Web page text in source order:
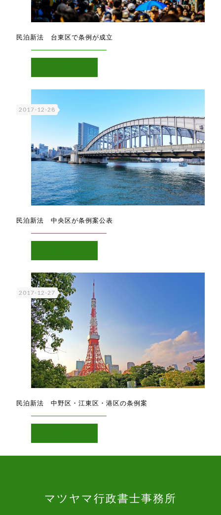
民泊新法 台東区で条例が成立
2017-12-28
民泊新法 中央区が条例案公表
2017-12-27
民泊新法 中野区・江東区・港区の条例案
マツヤマ行政書士事務所